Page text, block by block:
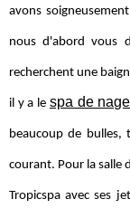
avons
nous d'abord vous
recherchent une
il y a le spa de
beaucoup de
courant. Pour la salle
Tropicspa avec ses